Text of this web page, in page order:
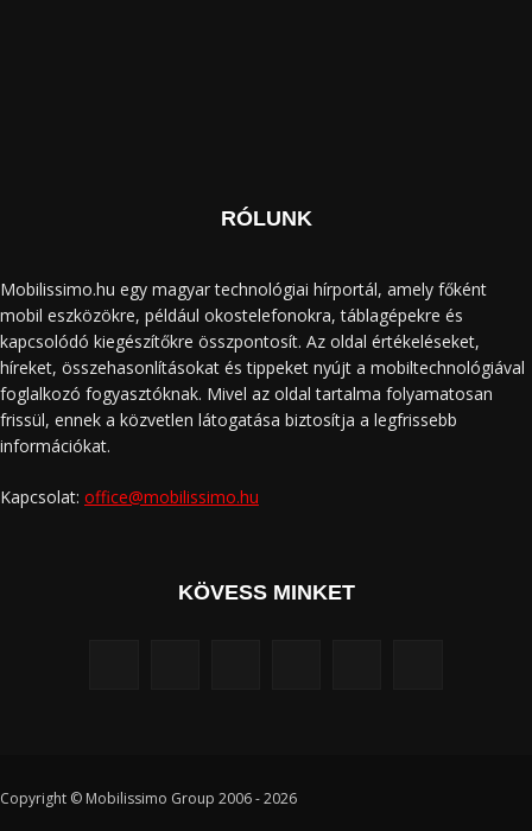
RÓLUNK
Mobilissimo.hu egy magyar technológiai hírportál, amely főként
mobil eszközökre, például okostelefonokra, táblagépekre és
kapcsolódó kiegészítőkre összpontosít. Az oldal értékeléseket,
híreket, összehasonlításokat és tippeket nyújt a mobiltechnológiával
foglalkozó fogyasztóknak. Mivel az oldal tartalma folyamatosan
frissül, ennek a közvetlen látogatása biztosítja a legfrissebb
információkat.
Kapcsolat: office@mobilissimo.hu
KÖVESS MINKET
Copyright © Mobilissimo Group 2006 - 2026